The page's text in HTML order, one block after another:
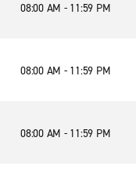
08:00 AM - 11:59 PM
08:00 AM - 11:59 PM
08:00 AM - 11:59 PM